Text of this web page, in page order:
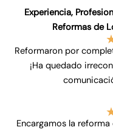
Experiencia,
Reformas de
Reformaron por
¡Ha quedado
Encargamos la